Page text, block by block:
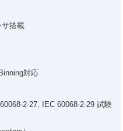
サ搭載
対応
2-27, IEC 60068-2-29 試験